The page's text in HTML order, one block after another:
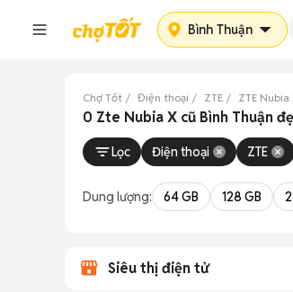
Bình Thuận
Chợ Tốt Điện thoại ZTE ZTE Nubia
0 Zte Nubia X cũ Bình Thuận
Lọc Điện thoại ZTE
Dung lượng: 64 GB 128 GB
Siêu thị điện tử